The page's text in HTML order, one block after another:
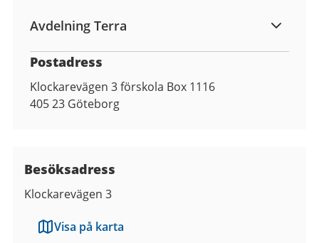
Avdelning Terra
Postadress
Klockarevägen 3 förskola Box 1116
405 23 Göteborg
Besöksadress
Klockarevägen 3
Visa på karta